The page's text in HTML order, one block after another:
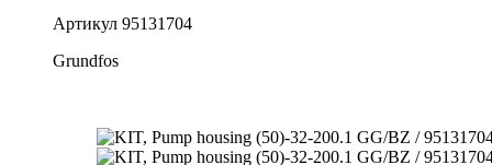
Артикул 95131704
Grundfos